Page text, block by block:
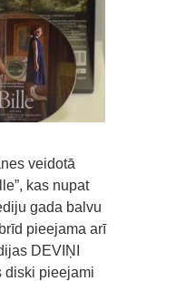
veidotā
kas nupat
gada balvu
pieejama arī
DEVIŅI
diski pieejami